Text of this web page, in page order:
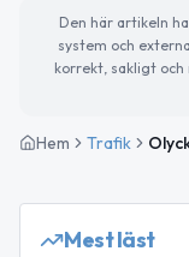
Den här artikeln
system och
korrekt, sakligt
Hem Trafik
Mest läst